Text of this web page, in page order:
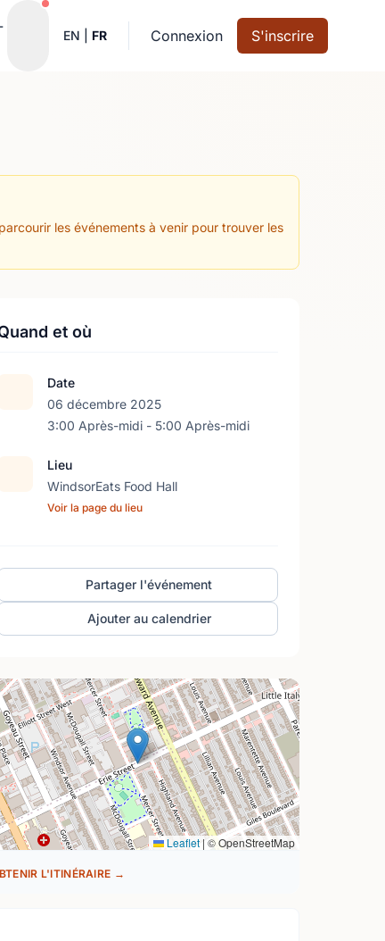
Notifications actives
EN FR Connexion S'inscrire
les événements à venir pour trouver les
et où
Date
06 décembre 2025
3:00 Après-midi - 5:00 Après-midi
Lieu
WindsorEats Food Hall
Voir la page du lieu
Partager l'événement
Ajouter au calendrier
Leaflet | © OpenStreetMap
L'ITINÉRAIRE →